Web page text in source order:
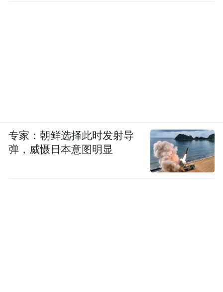
专家：朝鲜选择此时发射导
弹，威慑日本意图明显